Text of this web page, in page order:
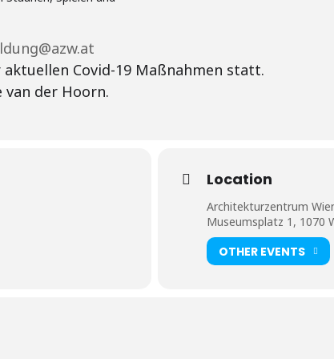
Covid-19 Maßnahmen statt.
der Hoorn.
Location
Architekturzentrum
Museumsplatz 1, 1070
OTHER EVENTS